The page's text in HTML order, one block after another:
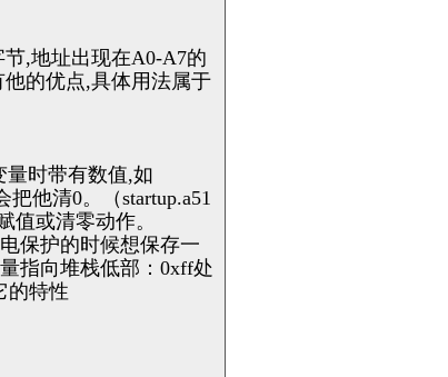
,地址出现在A0-A7的
他的优点,具体用法属于
量时带有数值,如
他清0。（startup.a51
值或清零动作。
保护的时候想保存一
指向堆栈低部：0xff处
的特性